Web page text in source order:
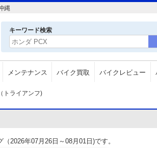
縄
キーワード検索
メンテナンス バイク買取 バイクレビュー
トライアンフ)
2026年07月26日～08月01日)です。